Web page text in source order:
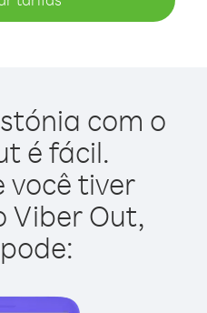
com o
é fácil.
você tiver
Viber Out,